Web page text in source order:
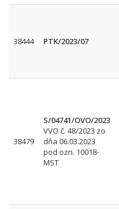
38444 PTK/2023/07
38479
S/04741/OVO/2023
VVO č. 48/2023 zo
dňa 06.03.2023
pod ozn. 10018-
MST